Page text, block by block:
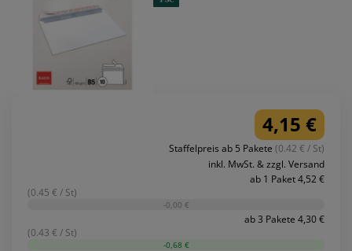
4,15 €
Staffelpreis ab 5 Pakete (0.42 € / St)
inkl. MwSt. & zzgl. Versand
ab 1 Paket 4,52 €
(0.45 € / St)
-0,00 €
ab 3 Pakete 4,30 €
(0.43 € / St)
-0,68 €